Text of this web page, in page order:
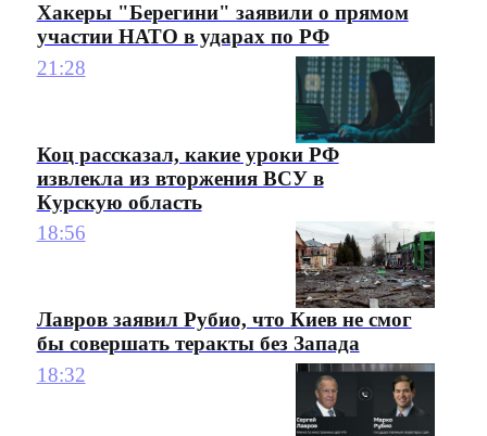
Хакеры "Берегини" заявили о прямом
участии НАТО в ударах по РФ
21:28
Коц рассказал, какие уроки РФ
извлекла из вторжения ВСУ в
Курскую область
18:56
Лавров заявил Рубио, что Киев не смог
бы совершать теракты без Запада
18:32